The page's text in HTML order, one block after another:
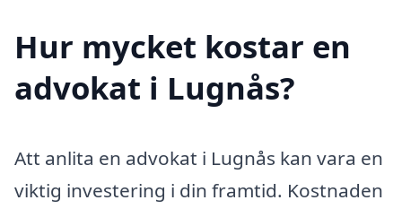
Hur mycket kostar en
advokat i Lugnås?
Att anlita en advokat i Lugnås kan vara en
viktig investering i din framtid. Kostnaden